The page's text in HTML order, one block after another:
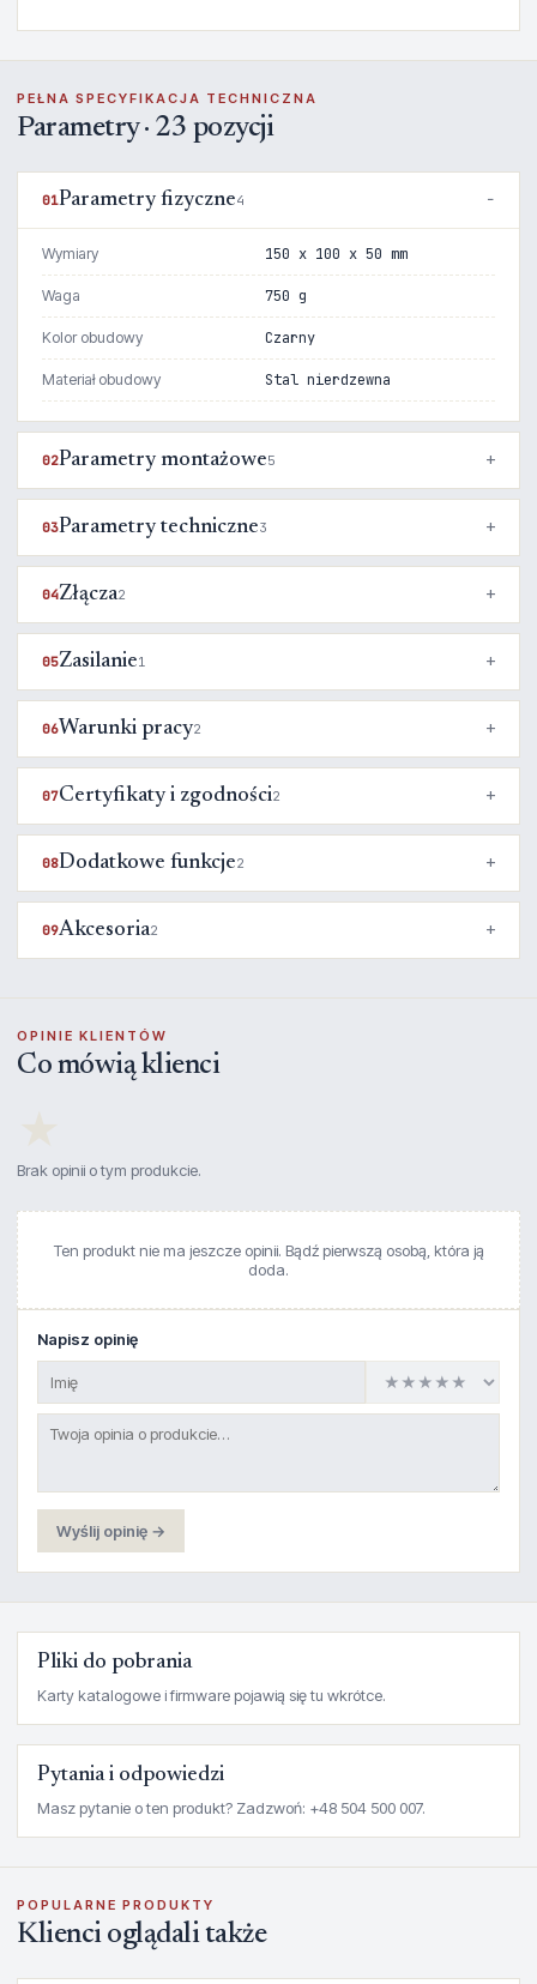
PEŁNA SPECYFIKACJA TECHNICZNA
Parametry · 23 pozycji
01Parametry fizyczne4
Wymiary 150 x 100 x 50 mm
Waga 750 g
Kolor obudowy Czarny
Materiał obudowy Stal nierdzewna
02Parametry montażowe5
03Parametry techniczne3
04Złącza2
05Zasilanie1
06Warunki pracy2
07Certyfikaty i zgodności2
08Dodatkowe funkcje2
09Akcesoria2
OPINIE KLIENTÓW
Co mówią klienci
Brak opinii o tym produkcie.
Ten produkt nie ma jeszcze opinii. Bądź pierwszą osobą, która ją
doda.
Napisz opinię
Wyślij opinię →
Pliki do pobrania
Karty katalogowe i firmware pojawią się tu wkrótce.
Pytania i odpowiedzi
Masz pytanie o ten produkt? Zadzwoń: +48 504 500 007.
POPULARNE PRODUKTY
Klienci oglądali także